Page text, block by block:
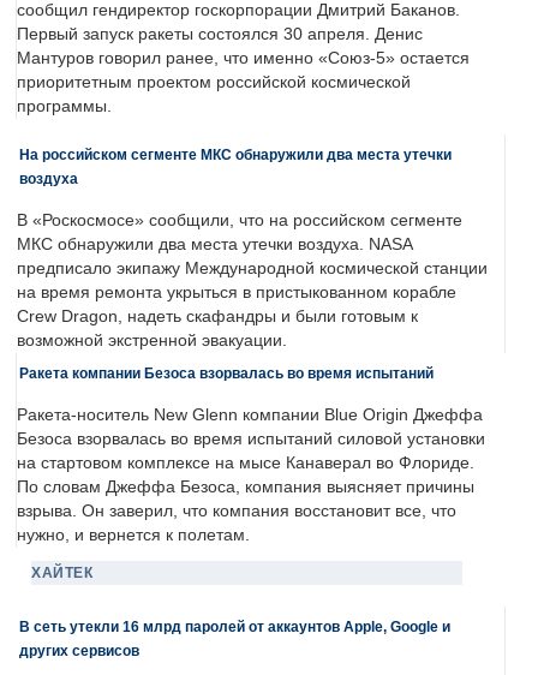
сообщил гендиректор госкорпорации Дмитрий Баканов.
Первый запуск ракеты состоялся 30 апреля. Денис
Мантуров говорил ранее, что именно «Союз-5» остается
приоритетным проектом российской космической
программы.
На российском сегменте МКС обнаружили два места утечки
воздуха
В «Роскосмосе» сообщили, что на российском сегменте
МКС обнаружили два места утечки воздуха. NASA
предписало экипажу Международной космической станции
на время ремонта укрыться в пристыкованном корабле
Crew Dragon, надеть скафандры и были готовым к
возможной экстренной эвакуации.
Ракета компании Безоса взорвалась во время испытаний
Ракета-носитель New Glenn компании Blue Origin Джеффа
Безоса взорвалась во время испытаний силовой установки
на стартовом комплексе на мысе Канаверал во Флориде.
По словам Джеффа Безоса, компания выясняет причины
взрыва. Он заверил, что компания восстановит все, что
нужно, и вернется к полетам.
ХАЙТЕК
В сеть утекли 16 млрд паролей от аккаунтов Apple, Google и
других сервисов